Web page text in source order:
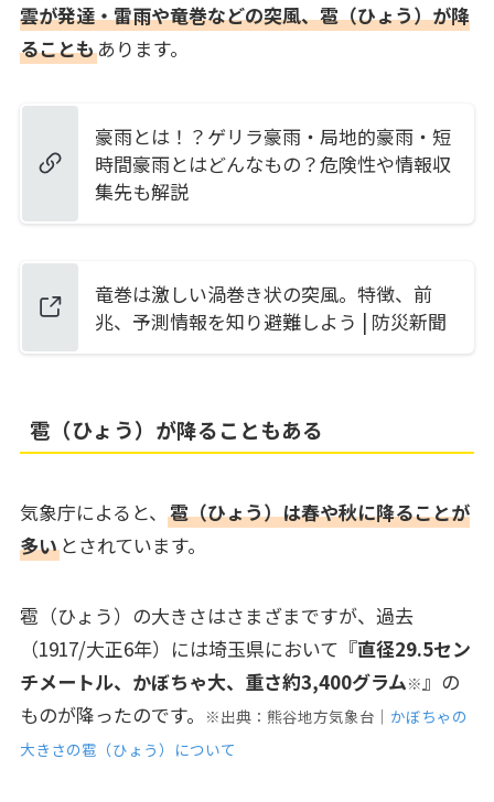
雲が発達・雷雨や竜巻などの突風、雹（ひょう）が降
ることもあります。
豪雨とは！？ゲリラ豪雨・局地的豪雨・短
時間豪雨とはどんなもの？危険性や情報収
集先も解説
竜巻は激しい渦巻き状の突風。特徴、前
兆、予測情報を知り避難しよう | 防災新聞
雹（ひょう）が降ることもある
気象庁によると、 雹（ひょう）は春や秋に降ることが
多いとされています。
雹（ひょう）の大きさはさまざまですが、過去
（1917/大正6年）には埼玉県において『直径29.5セン
チメートル、かぼちゃ大、重さ約3,400グラム※ 』の
ものが降ったのです。
※出典：熊谷地方気象台｜ かぼちゃの
大きさの雹（ひょう）について